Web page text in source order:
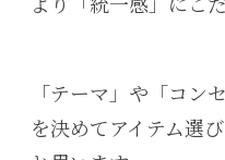
より「統一感」にこ
「テーマ」や「コン
を決めてアイテム選